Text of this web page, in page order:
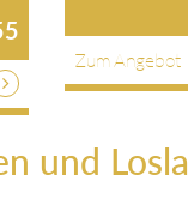
Zum Angebot
und